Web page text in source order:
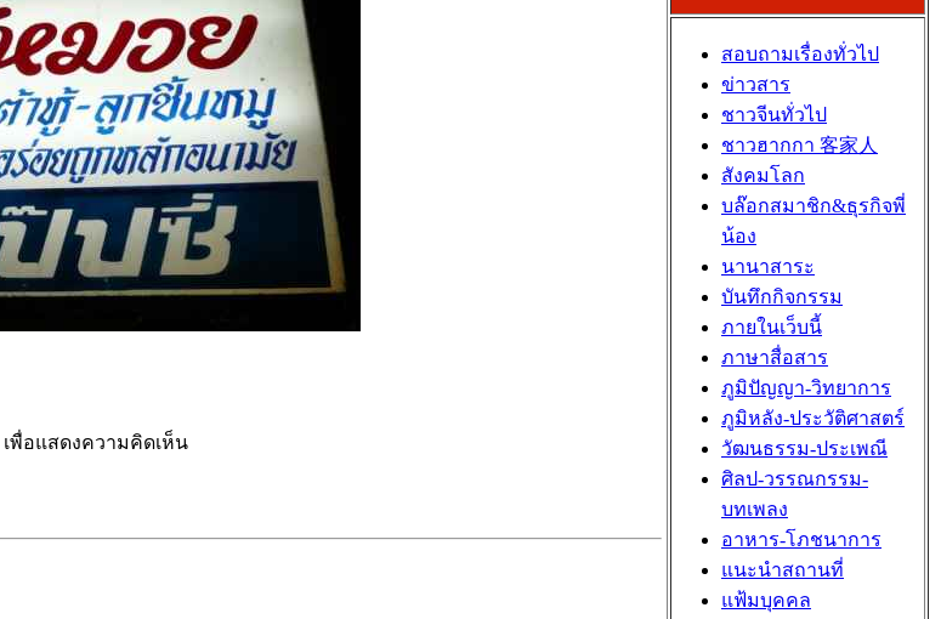
เพื่อแสดงความคิดเห็น
สอบถามเรื่องทั่วไป
ข่าวสาร
ชาวจีนทั่วไป
ชาวฮากกา 客家人
สังคมโลก
บล๊อกสมาชิก&ธุรกิจพี่
น้อง
นานาสาระ
บันทึกกิจกรรม
ภายในเว็บนี้
ภาษาสื่อสาร
ภูมิปัญญา-วิทยาการ
ภูมิหลัง-ประวัติศาสตร์
วัฒนธรรม-ประเพณี
ศิลป-วรรณกรรม-
บทเพลง
อาหาร-โภชนาการ
แนะนำสถานที่
แฟ้มบุคคล